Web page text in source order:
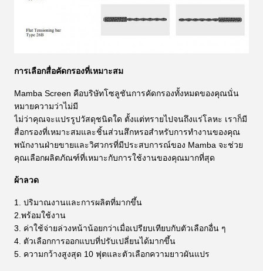
การเลือกสื่อคัดกรองที่เหมาะสม
Mamba Screen คือบริษัทโซลูชันการคัดกรองทั้งหมดของคุณนั่น
หมายความว่าไม่มี
ไม่ว่าคุณจะแปรรูปวัสดุชนิดใด ตั้งแต่ทรายไปจนถึงแร่โลหะ เราก็มี
สื่อกรองที่เหมาะสมและชิ้นส่วนสึกหรอสำหรับการทำงานของคุณ
พนักงานฝ่ายขายและวิศวกรที่มีประสบการณ์ของ Mamba จะช่วย
คุณเลือกผลิตภัณฑ์ที่เหมาะกับการใช้งานของคุณมากที่สุด
ผ้าลวด
1. ปริมาณงานและการผลิตที่มากขึ้น
2.พร้อมใช้งาน
3. ค่าใช้จ่ายล่วงหน้าน้อยกว่าเมื่อเปรียบเทียบกับตัวเลือกอื่น ๆ
4. ตัวเลือกการออกแบบที่ปรับเปลี่ยนได้มากขึ้น
5. ความกว้างสูงสุด 10 ฟุตและตัวเลือกความยาวผันแปร